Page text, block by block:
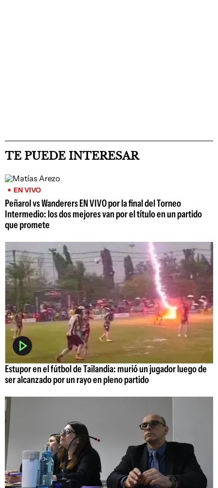
TE PUEDE INTERESAR
EN VIVO
Peñarol vs Wanderers EN VIVO por la final del Torneo
Intermedio: los dos mejores van por el título en un partido
que promete
Estupor en el fútbol de Tailandia: murió un jugador luego de
ser alcanzado por un rayo en pleno partido